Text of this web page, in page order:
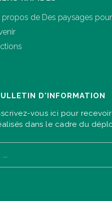
propos de Des paysages
D'INFORMATION
vous ici pour
dans le cadre du